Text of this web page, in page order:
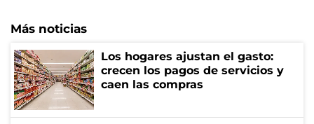
Más noticias
Los hogares ajustan el gasto:
crecen los pagos de servicios y
caen las compras